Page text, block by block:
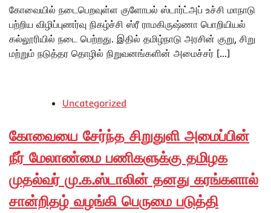
கோவையில் நடைபெறவுள்ள குளோபல் ஸ்டார்ட்அப் உச்சி மாநாடு
பற்றிய விழிப்புணர்வு நிகழ்ச்சி ஸ்ரீ ராமகிருஷ்ணா பொறியியல்
கல்லூரியில் நடை பெற்றது. இதில் தமிழ்நாடு அரசின் குறு, சிறு
மற்றும் நடுத்தர தொழில் நிறுவனங்களின் அமைச்சர் […]
Uncategorized
கோவையை சேர்ந்த சிறுதுளி அமைப்பின்
நீர் மேலாண்மை பணிகளுக்கு தமிழக
முதல்வர் மு.க.ஸ்டாலின் தனது கரங்களால்
சான்றிதழ் வழங்கி பெருமை படுத்தி